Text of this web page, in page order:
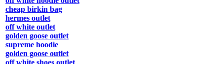
cheap birkin bag
hermes outlet
off white outlet
golden goose outlet
supreme hoodie
golden goose outlet